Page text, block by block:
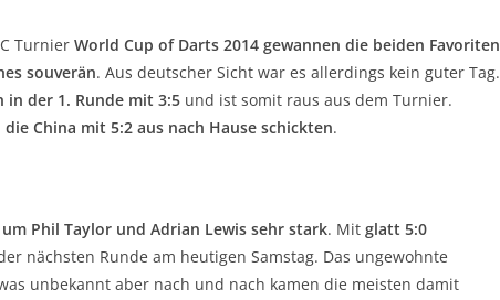
Turnier World Cup of Darts 2014 gewannen die beiden Favoriten
souverän. Aus deutscher Sicht war es allerdings kein guter Tag.
in der 1. Runde mit 3:5 und ist somit raus aus dem Turnier.
die China mit 5:2 aus nach Hause schickten.
Phil Taylor und Adrian Lewis sehr stark. Mit glatt 5:0
nächsten Runde am heutigen Samstag. Das ungewohnte
unbekannt aber nach und nach kamen die meisten damit